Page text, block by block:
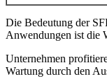
Die Bedeutung der
Anwendungen ist die
Unternehmen
Wartung durch den